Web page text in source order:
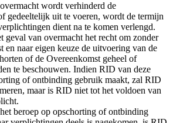
wordt verhinderd de
gedeeltelijk uit te voeren, wordt de termijn
dient na te komen verlengd.
geval van overmacht het recht om zonder
en naar eigen keuze de uitvoering van de
of de Overeenkomst geheel of
te beschouwen. Indien RID van deze
of ontbinding gebruik maakt, zal RID
maar is RID niet tot het voldoen van
beroep op opschorting of ontbinding